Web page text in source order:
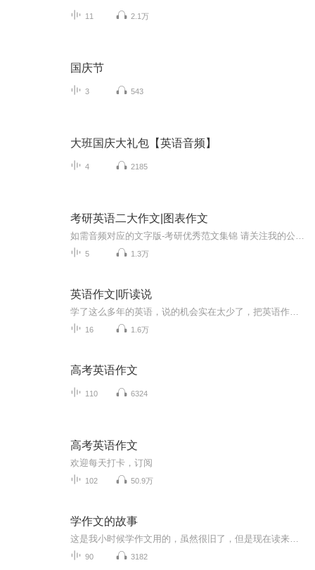
11 2.1万
国庆节
3 543
大班国庆大礼包【英语音频】
4 2185
考研英语二大作文|图表作文
5 1.3万
英语作文|听读说
16 1.6万
高考英语作文
110 6324
高考英语作文
欢迎每天打卡，订阅
102 50.9万
学作文的故事
90 3182